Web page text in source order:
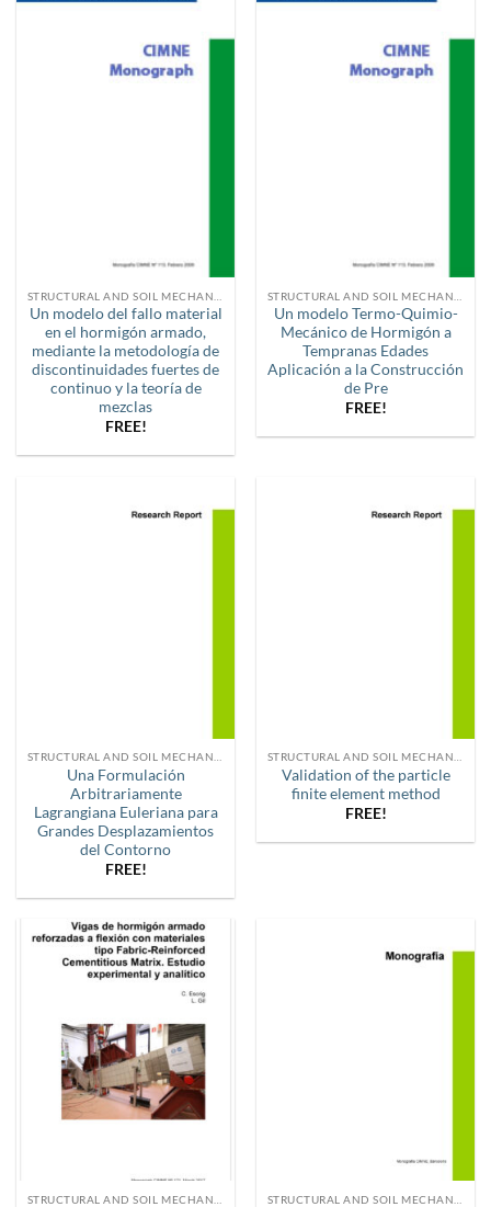
Un modelo del fallo material
en el hormigón armado,
mediante la metodología de
discontinuidades fuertes de
continuo y la teoría de
mezclas
FREE!
Un modelo Termo-Quimio-
Mecánico de Hormigón a
Tempranas Edades
Aplicación a la Construcción
de Pre
FREE!
Una Formulación
Arbitrariamente
Lagrangiana Euleriana para
Grandes Desplazamientos
del Contorno
FREE!
Validation of the particle
finite element method
FREE!